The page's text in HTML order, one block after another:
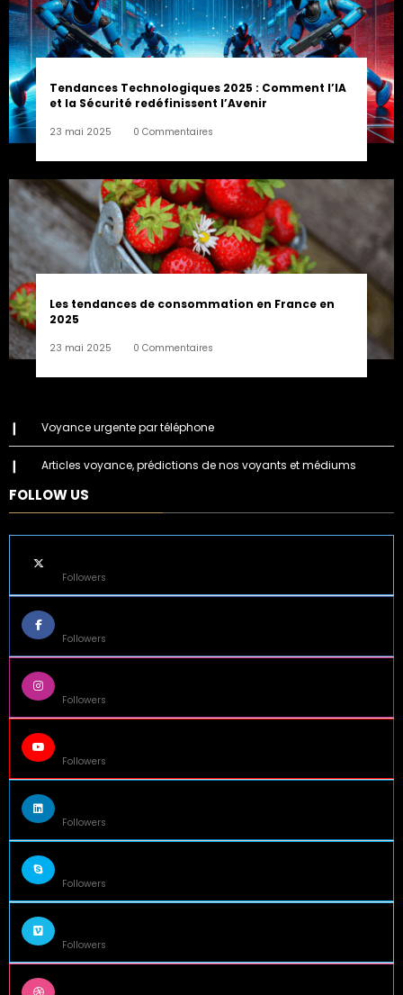
Tendances Technologiques 2025 : Comment l’IA
et la Sécurité redéfinissent l’Avenir
23 mai 2025 0 Commentaires
Les tendances de consommation en France en
2025
23 mai 2025 0 Commentaires
Voyance urgente par téléphone
Articles voyance, prédictions de nos voyants et médiums
FOLLOW US
Followers
Followers
Followers
Followers
Followers
Followers
Followers